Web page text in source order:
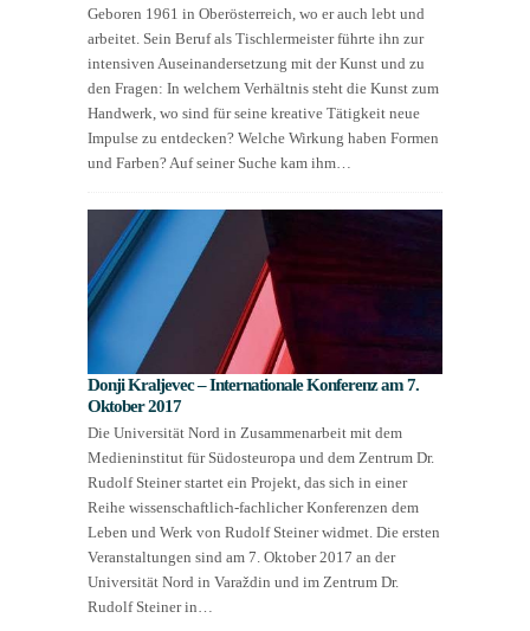
Geboren 1961 in Oberösterreich, wo er auch lebt und
arbeitet. Sein Beruf als Tischlermeister führte ihn zur
intensiven Auseinandersetzung mit der Kunst und zu
den Fragen: In welchem Verhältnis steht die Kunst zum
Handwerk, wo sind für seine kreative Tätigkeit neue
Impulse zu entdecken? Welche Wirkung haben Formen
und Farben? Auf seiner Suche kam ihm…
Donji Kraljevec – Internationale Konferenz am 7.
Oktober 2017
Die Universität Nord in Zusammenarbeit mit dem
Medieninstitut für Südosteuropa und dem Zentrum Dr.
Rudolf Steiner startet ein Projekt, das sich in einer
Reihe wissenschaftlich-fachlicher Konferenzen dem
Leben und Werk von Rudolf Steiner widmet. Die ersten
Veranstaltungen sind am 7. Oktober 2017 an der
Universität Nord in Varaždin und im Zentrum Dr.
Rudolf Steiner in…